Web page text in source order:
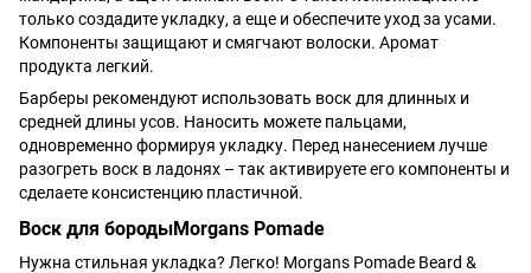
только создадите укладку, а еще и обеспечите уход за усами.
Компоненты защищают и смягчают волоски. Аромат
продукта легкий.
Барберы рекомендуют использовать воск для длинных и
средней длины усов. Наносить можете пальцами,
одновременно формируя укладку. Перед нанесением лучше
разогреть воск в ладонях – так активируете его компоненты и
сделаете консистенцию пластичной.
Воск для бородыMorgans Pomade
Нужна стильная укладка? Легко! Morgans Pomade Beard &